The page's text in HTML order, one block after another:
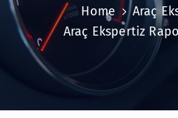
Home
Araç
Araç Ekspertiz